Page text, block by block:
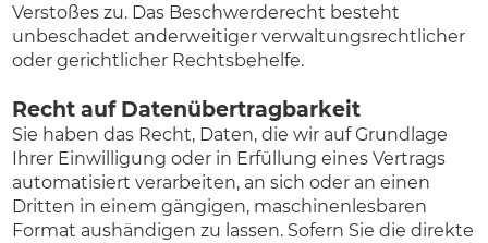
Verstoßes zu. Das Beschwerderecht besteht
unbeschadet anderweitiger verwaltungsrechtlicher
oder gerichtlicher Rechtsbehelfe.
Recht auf Daten­übertrag­barkeit
Sie haben das Recht, Daten, die wir auf Grundlage
Ihrer Einwilligung oder in Erfüllung eines Vertrags
automatisiert verarbeiten, an sich oder an einen
Dritten in einem gängigen, maschinenlesbaren
Format aushändigen zu lassen. Sofern Sie die direkte